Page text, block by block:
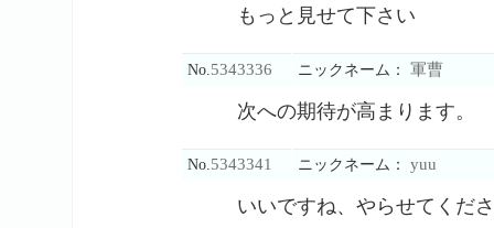
もっと見せて下さい
No. 5343336 ニックネーム： 軍曹
次への期待が高まります。
No. 5343341 ニックネーム： yuu
いいですね、やらせてくだ